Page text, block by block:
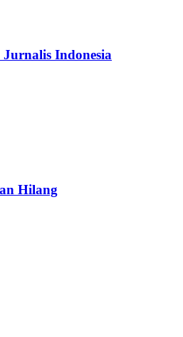
Indonesia
Hilang